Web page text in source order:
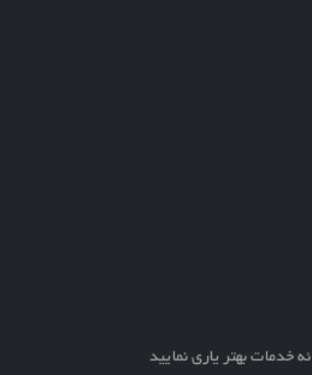
خدمات بهتر یاری نمایید